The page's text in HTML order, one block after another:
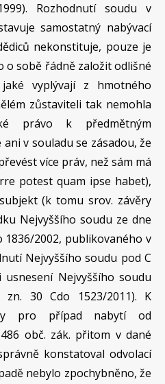
Rozhodnutí soudu v
samostatný nabývací
nekonstituje, pouze je
o sobě řádně založit odlišné
vyplývají z hmotného
zůstaviteli tak nemohla
právo k předmětným
v souladu se zásadou, že
více práv, než sám má
potest quam ipse habet),
(k tomu srov. závěry
Nejvyššího soudu ze dne
1836/2002, publikovaného v
Nejvyššího soudu pod C
usnesení Nejvyššího soudu
30 Cdo 1523/2011). K
pro případ nabytí od
obč. zák. přitom v dané
konstatoval odvolací
nebylo zpochybněno, že